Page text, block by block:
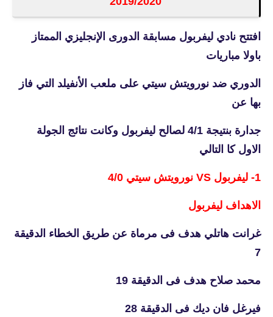
افتتح نادي ليفربول مسابقة الدورى الإنجليزي الممتاز
باولا مباريات
الدوري ضد نورويتش سيتي على ملعب الأنفيلد التي فاز
بها عن
جدارة بنتيجة 4/1 لصالح ليفربول وكانت نتائج الجولة
الاول كا التالي
1- ليفربول VS نورويتش سيتي 4/0
الاهداف ليفربول
غرانت هاتلي هدف فى مرماة عن طريق الخطاء الدقيقة
7
محمد صلاح هدف فى الدقيقة 19
فيرغل فان ديك فى الدقيقة 28